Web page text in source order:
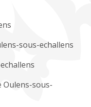
sous-echallens
sous-